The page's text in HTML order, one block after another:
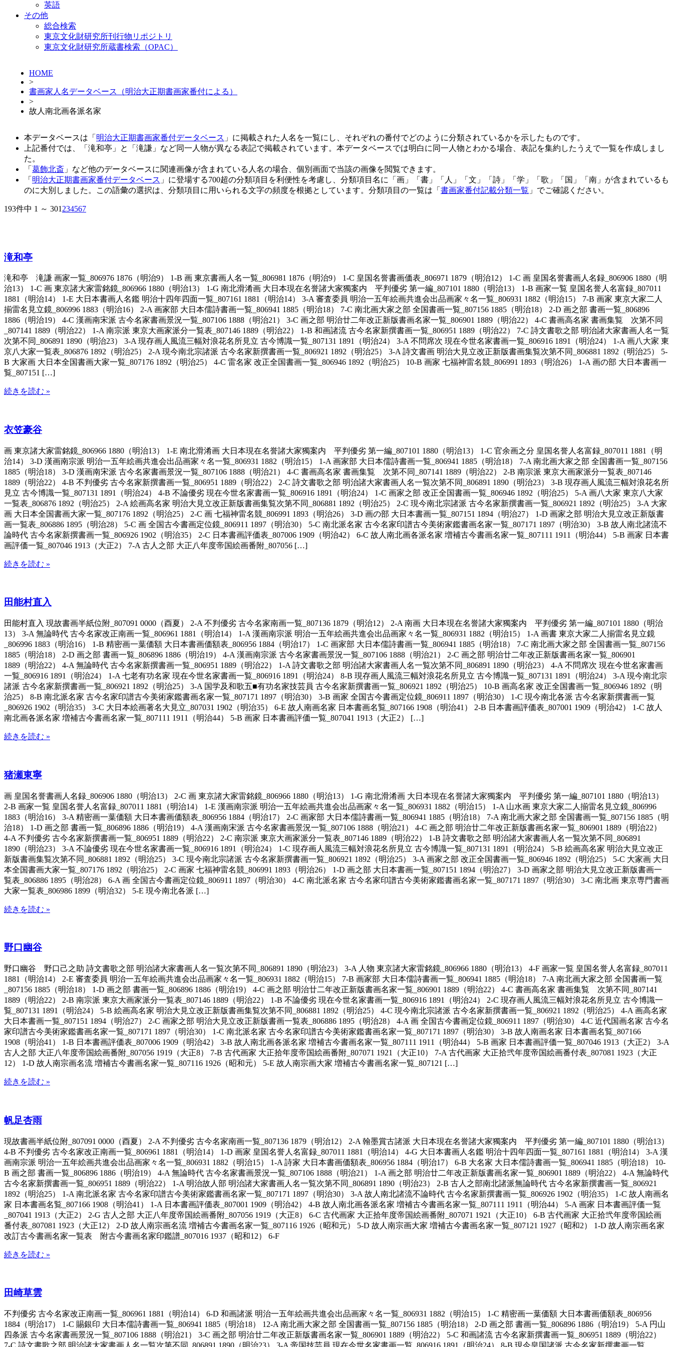
英語
その他
総合検索
東京文化財研究所刊行物リポジトリ
東京文化財研究所蔵書検索（OPAC）
HOME
>
書画家人名データベース（明治大正期書画家番付による）
>
故人南北画各派名家
本データベースは「 明治大正期書画家番付データベース 」に掲載された人名を一覧にし、それぞれの番付でどのように分類されているかを示したものです。
上記番付では、「滝和亭」と「滝謙」など同一人物が異なる表記で掲載されています。本データベースでは明白に同一人物とわかる場合、表記を集約したうえで一覧を作成しまし
た。
「 葛飾北斎 」など他のデータベースに関連画像が含まれている人名の場合、個別画面で当該の画像を閲覧できます。
「 明治大正期書画家番付データベース 」に登場する700超の分類項目を利便性を考慮し、分類項目名に「画」「書」「人」「文」「詩」「学」「歌」「国」「南」が含まれているも
のに大別しました。この語彙の選択は、分類項目に用いられる文字の頻度を根拠としています。分類項目の一覧は「 書画家番付記載分類一覧 」でご確認ください。
193件中 1 ～ 301 234567
滝和亭
滝和亭 滝謙 画家一覧_806976 1876（明治9） 1-B 画 東京書画人名一覧_806981 1876（明治9） 1-C 皇国名誉書画価表_806971 1879（明治12） 1-C 画 皇国名誉書画人名録_806906 1880（明
治13） 1-C 画 東京諸大家雷銘鏡_806966 1880（明治13） 1-G 南北滑淆画 大日本現在名誉諸大家獨案内 平判優劣 第一編_807101 1880（明治13） 1-B 画家一覧 皇国名誉人名富録_807011
1881（明治14） 1-E 大日本書画人名鑑 明治十四年四面一覧_807161 1881（明治14） 3-A 審査委員 明治一五年絵画共進会出品画家々名一覧_806931 1882（明治15） 7-B 画家 東京大家二人
揃雷名見立鏡_806996 1883（明治16） 2-A 画家部 大日本儒詩書画一覧_806941 1885（明治18） 7-C 南北画大家之部 全国書画一覧_807156 1885（明治18） 2-D 画之部 書画一覧_806896
1886（明治19） 4-C 漢画南宋派 古今名家書画景況一覧_807106 1888（明治21） 3-C 画之部 明治廿二年改正新版書画名家一覧_806901 1889（明治22） 4-C 書画高名家 書画集覧 次第不同
_807141 1889（明治22） 1-A 南宗派 東京大画家派分一覧表_807146 1889（明治22） 1-B 和画諸流 古今名家新撰書画一覧_806951 1889（明治22） 7-C 詩文書歌之部 明治諸大家書画人名一覧
次第不同_806891 1890（明治23） 3-A 現存画人風流三幅対浪花名所見立 古今博識一覧_807131 1891（明治24） 3-A 不問席次 現在今世名家書画一覧_806916 1891（明治24） 1-A 画八大家 東
京八大家一覧表_806876 1892（明治25） 2-A 現今南北宗諸派 古今名家新撰書画一覧_806921 1892（明治25） 3-A 詩文書画 明治大見立改正新版書画集覧次第不同_806881 1892（明治25） 5-
B 大家画 大日本全国書画大家一覧_807176 1892（明治25） 4-C 雷名家 改正全国書画一覧_806946 1892（明治25） 10-B 画家 七福神雷名競_806991 1893（明治26） 1-A 画の部 大日本書画一
覧_807151 […]
続きを読む »
衣笠豪谷
画 東京諸大家雷銘鏡_806966 1880（明治13） 1-E 南北滑淆画 大日本現在名誉諸大家獨案内 平判優劣 第一編_807101 1880（明治13） 1-C 官余画之分 皇国名誉人名富録_807011 1881（明
治14） 3-D 漢画南宗派 明治一五年絵画共進会出品画家々名一覧_806931 1882（明治15） 1-A 画家部 大日本儒詩書画一覧_806941 1885（明治18） 7-A 南北画大家之部 全国書画一覧_807156
1885（明治18） 3-D 漢画南宋派 古今名家書画景況一覧_807106 1888（明治21） 4-C 書画高名家 書画集覧 次第不同_807141 1889（明治22） 2-B 南宗派 東京大画家派分一覧表_807146
1889（明治22） 4-B 不判優劣 古今名家新撰書画一覧_806951 1889（明治22） 2-C 詩文書歌之部 明治諸大家書画人名一覧次第不同_806891 1890（明治23） 3-B 現存画人風流三幅対浪花名所
見立 古今博識一覧_807131 1891（明治24） 4-B 不論優劣 現在今世名家書画一覧_806916 1891（明治24） 1-C 画家之部 改正全国書画一覧_806946 1892（明治25） 5-A 画八大家 東京八大家
一覧表_806876 1892（明治25） 2-A 絵画高名家 明治大見立改正新版書画集覧次第不同_806881 1892（明治25） 2-C 現今南北宗諸派 古今名家新撰書画一覧_806921 1892（明治25） 3-A 大家
画 大日本全国書画大家一覧_807176 1892（明治25） 2-C 画 七福神雷名競_806991 1893（明治26） 3-D 画の部 大日本書画一覧_807151 1894（明治27） 1-D 画家之部 明治大見立改正新版書
画一覧表_806886 1895（明治28） 5-C 画 全国古今書画定位鏡_806911 1897（明治30） 5-C 南北派名家 古今名家印譜古今美術家鑑書画名家一覧_807171 1897（明治30） 3-B 故人南北諸流不
論時代 古今名家新撰書画一覧_806926 1902（明治35） 2-C 日本書画評価表_807006 1909（明治42） 6-C 故人南北画各派名家 増補古今書画名家一覧_807111 1911（明治44） 5-B 画家 日本書
画評価一覧_807046 1913（大正2） 7-A 古人之部 大正八年度帝国絵画番附_807056 […]
続きを読む »
田能村直入
田能村直入 現故書画半紙位附_807091 0000（酉夏） 2-A 不判優劣 古今名家南画一覧_807136 1879（明治12） 2-A 南画 大日本現在名誉諸大家獨案内 平判優劣 第一編_807101 1880（明治
13） 3-A 無論時代 古今名家改正南画一覧_806961 1881（明治14） 1-A 漢画南宗派 明治一五年絵画共進会出品画家々名一覧_806931 1882（明治15） 1-A 画書 東京大家二人揃雷名見立鏡
_806996 1883（明治16） 1-B 精密画一葉価額 大日本書画価額表_806956 1884（明治17） 1-C 画家部 大日本儒詩書画一覧_806941 1885（明治18） 7-C 南北画大家之部 全国書画一覧_807156
1885（明治18） 2-D 画之部 書画一覧_806896 1886（明治19） 4-A 漢画南宗派 古今名家書画景況一覧_807106 1888（明治21） 2-C 画之部 明治廿二年改正新版書画名家一覧_806901
1889（明治22） 4-A 無論時代 古今名家新撰書画一覧_806951 1889（明治22） 1-A 詩文書歌之部 明治諸大家書画人名一覧次第不同_806891 1890（明治23） 4-A 不問席次 現在今世名家書画
一覧_806916 1891（明治24） 1-A 七老有功名家 現在今世名家書画一覧_806916 1891（明治24） 8-B 現存画人風流三幅対浪花名所見立 古今博識一覧_807131 1891（明治24） 3-A 現今南北宗
諸派 古今名家新撰書画一覧_806921 1892（明治25） 3-A 国学及和歌五■有功名家技芸員 古今名家新撰書画一覧_806921 1892（明治25） 10-B 画高名家 改正全国書画一覧_806946 1892（明
治25） 8-B 南北派名家 古今名家印譜古今美術家鑑書画名家一覧_807171 1897（明治30） 3-B 画家 全国古今書画定位鏡_806911 1897（明治30） 1-C 現今南北各派 古今名家新撰書画一覧
_806926 1902（明治35） 3-C 大日本絵画著名大見立_807031 1902（明治35） 6-E 故人南画名家 日本書画名覧_807166 1908（明治41） 2-B 日本書画評価表_807001 1909（明治42） 1-C 故人
南北画各派名家 増補古今書画名家一覧_807111 1911（明治44） 5-B 画家 日本書画評価一覧_807041 1913（大正2） […]
続きを読む »
猪瀬東寧
画 皇国名誉書画人名録_806906 1880（明治13） 2-C 画 東京諸大家雷銘鏡_806966 1880（明治13） 1-G 南北滑淆画 大日本現在名誉諸大家獨案内 平判優劣 第一編_807101 1880（明治13）
2-B 画家一覧 皇国名誉人名富録_807011 1881（明治14） 1-E 漢画南宗派 明治一五年絵画共進会出品画家々名一覧_806931 1882（明治15） 1-A 山水画 東京大家二人揃雷名見立鏡_806996
1883（明治16） 3-A 精密画一葉価額 大日本書画価額表_806956 1884（明治17） 2-C 画家部 大日本儒詩書画一覧_806941 1885（明治18） 7-A 南北画大家之部 全国書画一覧_807156 1885（明
治18） 1-D 画之部 書画一覧_806896 1886（明治19） 4-A 漢画南宋派 古今名家書画景況一覧_807106 1888（明治21） 4-C 画之部 明治廿二年改正新版書画名家一覧_806901 1889（明治22）
4-A 不判優劣 古今名家新撰書画一覧_806951 1889（明治22） 2-C 南宗派 東京大画家派分一覧表_807146 1889（明治22） 1-B 詩文書歌之部 明治諸大家書画人名一覧次第不同_806891
1890（明治23） 3-A 不論優劣 現在今世名家書画一覧_806916 1891（明治24） 1-C 現存画人風流三幅対浪花名所見立 古今博識一覧_807131 1891（明治24） 5-B 絵画高名家 明治大見立改正
新版書画集覧次第不同_806881 1892（明治25） 3-C 現今南北宗諸派 古今名家新撰書画一覧_806921 1892（明治25） 3-A 画家之部 改正全国書画一覧_806946 1892（明治25） 5-C 大家画 大日
本全国書画大家一覧_807176 1892（明治25） 2-C 画家 七福神雷名競_806991 1893（明治26） 1-D 画之部 大日本書画一覧_807151 1894（明治27） 3-D 画家之部 明治大見立改正新版書画一
覧表_806886 1895（明治28） 6-A 画 全国古今書画定位鏡_806911 1897（明治30） 4-C 南北派名家 古今名家印譜古今美術家鑑書画名家一覧_807171 1897（明治30） 3-C 南北画 東京専門書画
大家一覧表_806986 1899（明治32） 5-E 現今南北各派 […]
続きを読む »
野口幽谷
野口幽谷 野口己之助 詩文書歌之部 明治諸大家書画人名一覧次第不同_806891 1890（明治23） 3-A 人物 東京諸大家雷銘鏡_806966 1880（明治13） 4-F 画家一覧 皇国名誉人名富録_807011
1881（明治14） 2-E 審査委員 明治一五年絵画共進会出品画家々名一覧_806931 1882（明治15） 7-B 画家部 大日本儒詩書画一覧_806941 1885（明治18） 7-A 南北画大家之部 全国書画一覧
_807156 1885（明治18） 1-D 画之部 書画一覧_806896 1886（明治19） 4-C 画之部 明治廿二年改正新版書画名家一覧_806901 1889（明治22） 4-C 書画高名家 書画集覧 次第不同_807141
1889（明治22） 2-B 南宗派 東京大画家派分一覧表_807146 1889（明治22） 1-B 不論優劣 現在今世名家書画一覧_806916 1891（明治24） 2-C 現存画人風流三幅対浪花名所見立 古今博識一
覧_807131 1891（明治24） 5-B 絵画高名家 明治大見立改正新版書画集覧次第不同_806881 1892（明治25） 4-C 現今南北宗諸派 古今名家新撰書画一覧_806921 1892（明治25） 4-A 画高名家
大日本書画一覧_807151 1894（明治27） 2-C 画家之部 明治大見立改正新版書画一覧表_806886 1895（明治28） 4-A 画 全国古今書画定位鏡_806911 1897（明治30） 4-C 近代国画名家 古今名
家印譜古今美術家鑑書画名家一覧_807171 1897（明治30） 1-C 南北派名家 古今名家印譜古今美術家鑑書画名家一覧_807171 1897（明治30） 3-B 故人南画名家 日本書画名覧_807166
1908（明治41） 1-B 日本書画評価表_807006 1909（明治42） 3-B 故人南北画各派名家 増補古今書画名家一覧_807111 1911（明治44） 5-B 画家 日本書画評価一覧_807046 1913（大正2） 3-A
古人之部 大正八年度帝国絵画番附_807056 1919（大正8） 7-B 古代画家 大正拾年度帝国絵画番附_807071 1921（大正10） 7-A 古代画家 大正拾弐年度帝国絵画番付表_807081 1923（大正
12） 1-D 故人南宗画名流 増補古今書画名家一覧_807116 1926（昭和元） 5-E 故人南宗画大家 増補古今書画名家一覧_807121 […]
続きを読む »
帆足杏雨
現故書画半紙位附_807091 0000（酉夏） 2-A 不判優劣 古今名家南画一覧_807136 1879（明治12） 2-A 翰墨賞古諸派 大日本現在名誉諸大家獨案内 平判優劣 第一編_807101 1880（明治13）
4-B 不判優劣 古今名家改正南画一覧_806961 1881（明治14） 1-D 画家 皇国名誉人名富録_807011 1881（明治14） 4-G 大日本書画人名鑑 明治十四年四面一覧_807161 1881（明治14） 3-A 漢
画南宗派 明治一五年絵画共進会出品画家々名一覧_806931 1882（明治15） 1-A 詩家 大日本書画価額表_806956 1884（明治17） 6-B 大名家 大日本儒詩書画一覧_806941 1885（明治18） 10-
B 画之部 書画一覧_806896 1886（明治19） 4-A 無論時代 古今名家書画景況一覧_807106 1888（明治21） 1-A 画之部 明治廿二年改正新版書画名家一覧_806901 1889（明治22） 4-A 無論時代
古今名家新撰書画一覧_806951 1889（明治22） 1-A 明治故人部 明治諸大家書画人名一覧次第不同_806891 1890（明治23） 2-B 古人之部南北諸派無論時代 古今名家新撰書画一覧_806921
1892（明治25） 1-A 南北派名家 古今名家印譜古今美術家鑑書画名家一覧_807171 1897（明治30） 3-A 故人南北諸流不論時代 古今名家新撰書画一覧_806926 1902（明治35） 1-C 故人南画名
家 日本書画名覧_807166 1908（明治41） 1-A 日本書画評価表_807001 1909（明治42） 4-B 故人南北画各派名家 増補古今書画名家一覧_807111 1911（明治44） 5-A 画家 日本書画評価一覧
_807041 1913（大正2） 2-G 古人之部 大正八年度帝国絵画番附_807056 1919（大正8） 6-C 古代画家 大正拾年度帝国絵画番附_807071 1921（大正10） 6-B 古代画家 大正拾弐年度帝国絵画
番付表_807081 1923（大正12） 2-D 故人南宗画名流 増補古今書画名家一覧_807116 1926（昭和元） 5-D 故人南宗画大家 増補古今書画名家一覧_807121 1927（昭和2） 1-D 故人南宗画名家
改訂古今書画名家一覧表 附古今書画名家印鑑譜_807016 1937（昭和12） 6-F
続きを読む »
田崎草雲
不判優劣 古今名家改正南画一覧_806961 1881（明治14） 6-D 和画諸派 明治一五年絵画共進会出品画家々名一覧_806931 1882（明治15） 1-C 精密画一葉価額 大日本書画価額表_806956
1884（明治17） 1-C 賜銀印 大日本儒詩書画一覧_806941 1885（明治18） 12-A 南北画大家之部 全国書画一覧_807156 1885（明治18） 2-D 画之部 書画一覧_806896 1886（明治19） 5-A 円山
四条派 古今名家書画景況一覧_807106 1888（明治21） 3-C 画之部 明治廿二年改正新版書画名家一覧_806901 1889（明治22） 5-C 和画諸流 古今名家新撰書画一覧_806951 1889（明治22）
7-C 詩文書歌之部 明治諸大家書画人名一覧次第不同_806891 1890（明治23） 3-A 帝国技芸員 現在今世名家書画一覧_806916 1891（明治24） 8-B 現今皇国諸派 古今名家新撰書画一覧